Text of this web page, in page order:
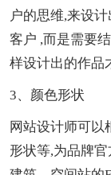
户的思维,来设
客户 ,而是需要
样设计出的作品
3、颜色形状
网站设计师可以
形状等,为品牌